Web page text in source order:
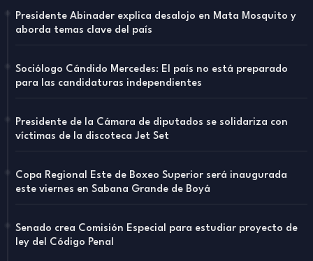
Presidente Abinader explica desalojo en Mata Mosquito y
aborda temas clave del país
Sociólogo Cándido Mercedes: El país no está preparado
para las candidaturas independientes
Presidente de la Cámara de diputados se solidariza con
víctimas de la discoteca Jet Set
Copa Regional Este de Boxeo Superior será inaugurada
este viernes en Sabana Grande de Boyá
Senado crea Comisión Especial para estudiar proyecto de
ley del Código Penal